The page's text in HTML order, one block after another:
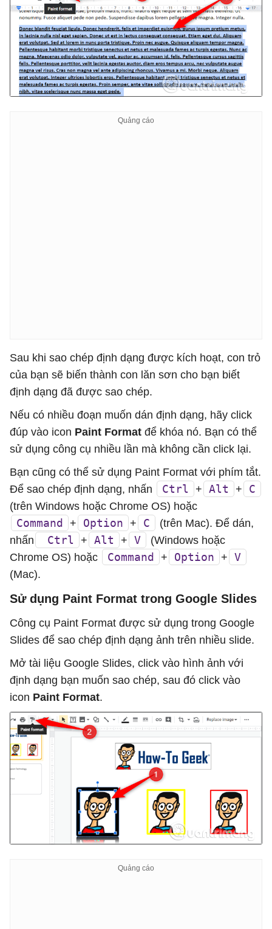
Sau khi sao chép định dạng được kích hoạt, con trỏ
của bạn sẽ biến thành con lăn sơn cho bạn biết
định dạng đã được sao chép.
Nếu có nhiều đoạn muốn dán định dạng, hãy click
đúp vào icon Paint Format để khóa nó. Bạn có thể
sử dụng công cụ nhiều lần mà không cần click lại.
Bạn cũng có thể sử dụng Paint Format với phím tắt.
Để sao chép định dạng, nhấn
Ctrl + Alt + C
(trên Windows hoặc Chrome OS) hoặc
Command + Option + C
(trên Mac). Để dán,
nhấn
Ctrl + Alt + V
(Windows hoặc
Chrome OS) hoặc
Command + Option + V
(Mac).
Sử dụng Paint Format trong Google Slides
Công cụ Paint Format được sử dụng trong Google
Slides để sao chép định dạng ảnh trên nhiều slide.
Mở tài liệu Google Slides, click vào hình ảnh với
định dạng bạn muốn sao chép, sau đó click vào
icon Paint Format.